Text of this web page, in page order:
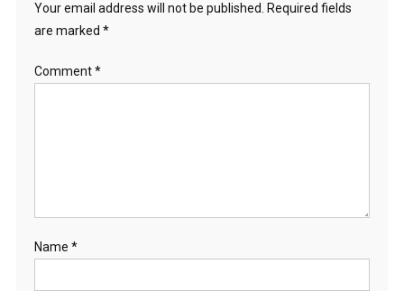
Your email address will not be published.
Required fields
are marked *
Comment*
Name *